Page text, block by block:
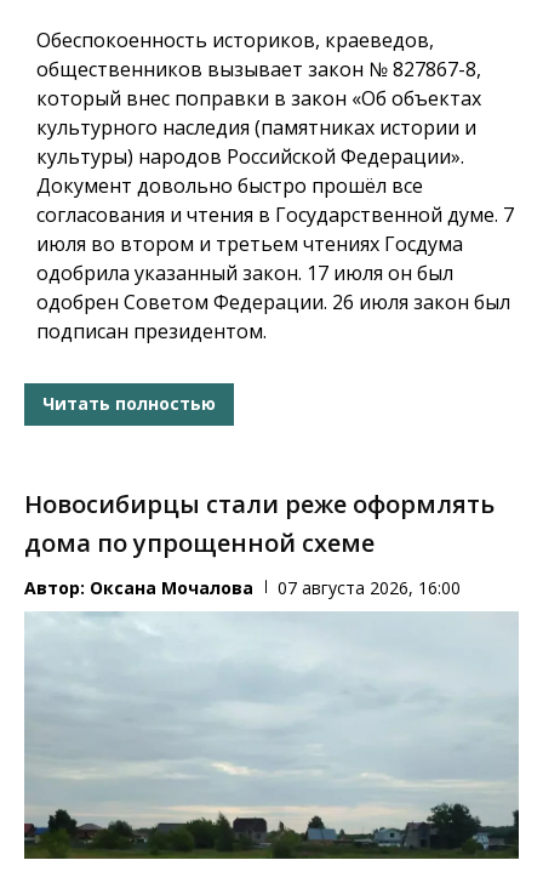
Обеспокоенность историков, краеведов,
общественников вызывает закон № 827867-8,
который внес поправки в закон «Об объектах
культурного наследия (памятниках истории и
культуры) народов Российской Федерации».
Документ довольно быстро прошёл все
согласования и чтения в Государственной думе. 7
июля во втором и третьем чтениях Госдума
одобрила указанный закон. 17 июля он был
одобрен Советом Федерации. 26 июля закон был
подписан президентом.
Читать полностью
Новосибирцы стали реже оформлять
дома по упрощенной схеме
Автор: Оксана Мочалова 07 августа 2026, 16:00